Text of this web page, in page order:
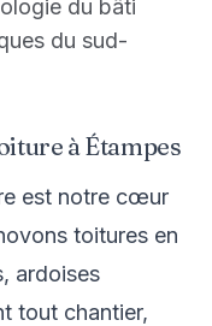
du bâti
du sud-
à Étampes
est notre cœur
toitures en
ardoises
tout chantier,